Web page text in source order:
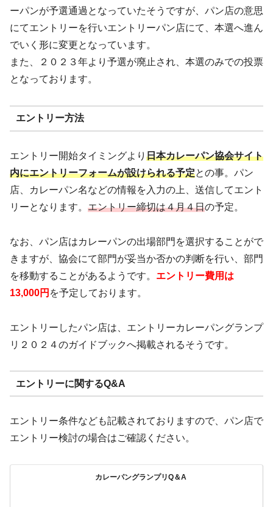
ーパンが予選通過となっていたそうですが、パン店の意思
にてエントリーを行いエントリーパン店にて、本選へ進ん
でいく形に変更となっています。
また、２０２３年より予選が廃止され、本選のみでの投票
となっております。
エントリー方法
エントリー開始タイミングより 日本カレーパン協会サイト
内にエントリーフォームが設けられる予定との事。パン
店、カレーパン名などの情報を入力の上、送信してエント
リーとなります。 エントリー締切は４月４日の予定。
なお、パン店はカレーパンの出場部門を選択することがで
きますが、協会にて部門が妥当か否かの判断を行い、部門
を移動することがあるようです。 エントリー費用は
13,000円 を予定しております。
エントリーしたパン店は、エントリーカレーパングランプ
リ２０２４のガイドブックへ掲載されるそうです。
エントリーに関するQ&A
エントリー条件なども記載されておりますので、パン店で
エントリー検討の場合はご確認ください。
カレーパングランプリQ＆A